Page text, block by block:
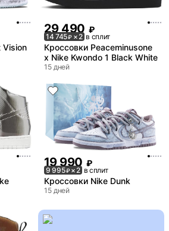
Vision
29 490 ₽
14 745₽ × 2 в сплит
Кроссовки Peaceminusone
x Nike Kwondo 1 Black White
15 дней
19 990 ₽
9 995₽× 2 в сплит
Кроссовки Nike Dunk
15 дней